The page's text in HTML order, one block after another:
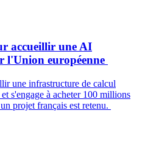
accueillir une AI
l'Union européenne
une infrastructure de calcul
s'engage à acheter 100 millions
projet français est retenu.